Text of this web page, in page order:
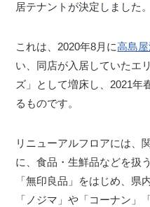
居テナントが決定しました。
これは、2020年8月に高島
い、同店が入居していたエ
ズ」として増床し、2021年
るものです。
リニューアルフロアには、
に、食品・生鮮品などを扱
「無印良品」をはじめ、県
「ノジマ」や「コーナン」